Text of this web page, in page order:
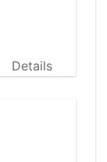
Details